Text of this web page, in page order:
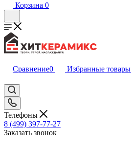
Корзина 0
Сравнение0 Избранные товары
Телефоны
8 (499) 397-77-27
Заказать звонок